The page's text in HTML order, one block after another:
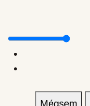
Mégsem